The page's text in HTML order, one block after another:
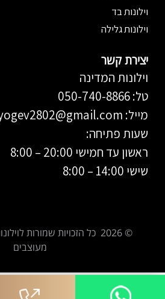
וילונות בד
וילונות גלילה
יצירת קשר
וילונות המדינה
טל: 050-740-8866
מייל:
שעות פתיחה:
ראשון עד חמישי 20:00 – 8:00
שישי 14:00 – 8:00
© 2026 כל הזכויות שמורות
מעוצבים